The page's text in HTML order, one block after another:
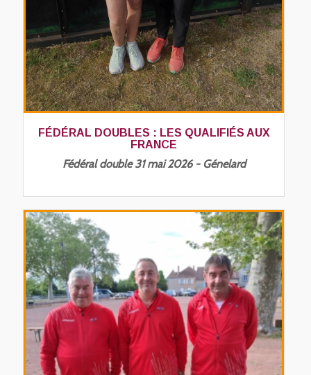
FÉDÉRAL DOUBLES : LES QUALIFIÉS AUX
FRANCE
Fédéral double 31 mai 2026 - Génelard